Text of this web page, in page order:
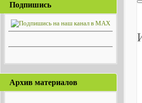
Подпишись
Архив материалов